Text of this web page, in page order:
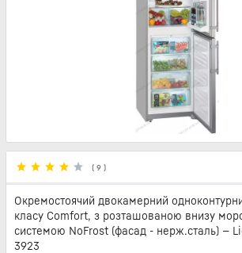
( 9 )
Окремостоячий двокамерний
класу Comfort, з розташованою внизу
системою NoFrost (фасад - нерж.сталь) —
3923